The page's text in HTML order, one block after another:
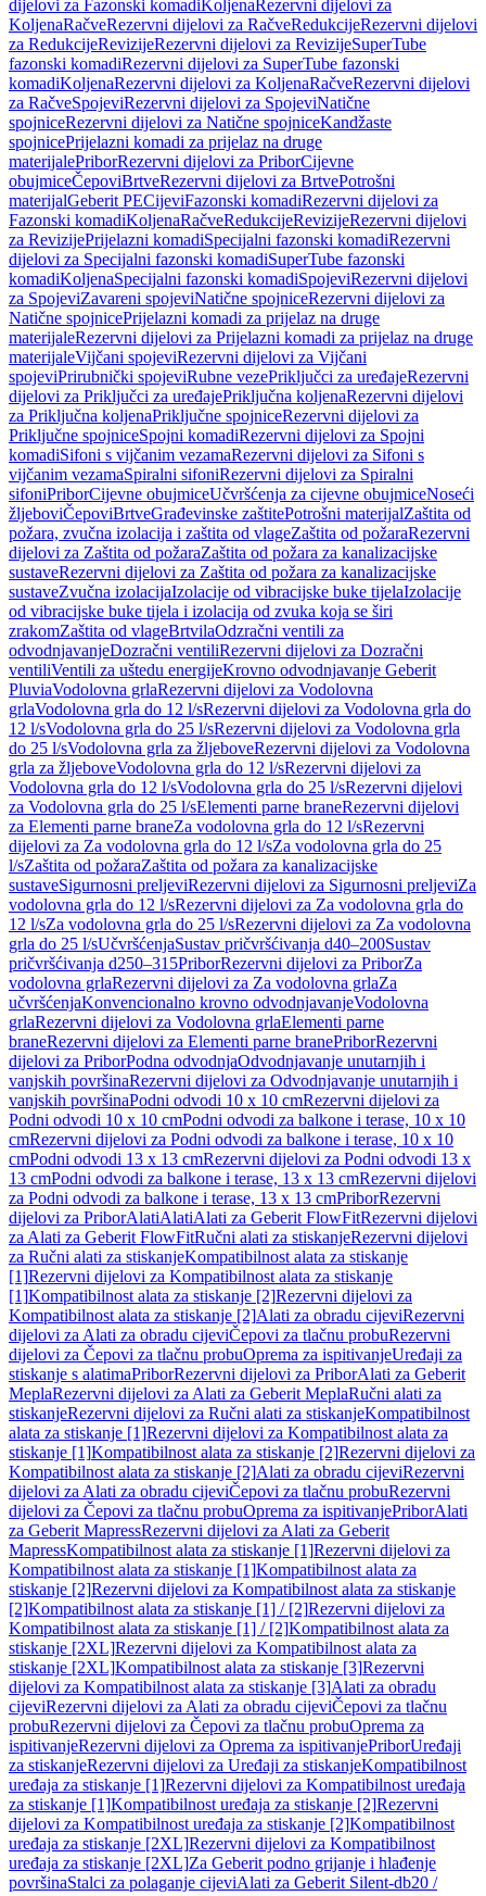
dijelovi za Fazonski komadiKoljenaRezervni dijelovi za
KoljenaRačveRezervni dijelovi za RačveRedukcijeRezervni dijelovi
za RedukcijeRevizijeRezervni dijelovi za RevizijeSuperTube
fazonski komadiRezervni dijelovi za SuperTube fazonski
komadiKoljenaRezervni dijelovi za KoljenaRačveRezervni dijelovi
za RačveSpojeviRezervni dijelovi za SpojeviNatične
spojniceRezervni dijelovi za Natične spojniceKandžaste
spojnicePrijelazni komadi za prijelaz na druge
materijalePriborRezervni dijelovi za PriborCijevne
obujmiceČepoviBrtveRezervni dijelovi za BrtvePotrošni
materijalGeberit PECijeviFazonski komadiRezervni dijelovi za
Fazonski komadiKoljenaRačveRedukcijeRevizijeRezervni dijelovi
za RevizijePrijelazni komadiSpecijalni fazonski komadiRezervni
dijelovi za Specijalni fazonski komadiSuperTube fazonski
komadiKoljenaSpecijalni fazonski komadiSpojeviRezervni dijelovi
za SpojeviZavareni spojeviNatične spojniceRezervni dijelovi za
Natične spojnicePrijelazni komadi za prijelaz na druge
materijaleRezervni dijelovi za Prijelazni komadi za prijelaz na druge
materijaleVijčani spojeviRezervni dijelovi za Vijčani
spojeviPrirubnički spojeviRubne vezePriključci za uređajeRezervni
dijelovi za Priključci za uređajePriključna koljenaRezervni dijelovi
za Priključna koljenaPriključne spojniceRezervni dijelovi za
Priključne spojniceSpojni komadiRezervni dijelovi za Spojni
komadiSifoni s vijčanim vezamaRezervni dijelovi za Sifoni s
vijčanim vezamaSpiralni sifoniRezervni dijelovi za Spiralni
sifoniPriborCijevne obujmiceUčvršćenja za cijevne obujmiceNoseći
žljeboviČepoviBrtveGrađevinske zaštitePotrošni materijalZaštita od
požara, zvučna izolacija i zaštita od vlageZaštita od požaraRezervni
dijelovi za Zaštita od požaraZaštita od požara za kanalizacijske
sustaveRezervni dijelovi za Zaštita od požara za kanalizacijske
sustaveZvučna izolacijaIzolacije od vibracijske buke tijelaIzolacije
od vibracijske buke tijela i izolacija od zvuka koja se širi
zrakomZaštita od vlageBrtvilaOdzračni ventili za
odvodnjavanjeDozračni ventiliRezervni dijelovi za Dozračni
ventiliVentili za uštedu energijeKrovno odvodnjavanje Geberit
PluviaVodolovna grlaRezervni dijelovi za Vodolovna
grlaVodolovna grla do 12 l/sRezervni dijelovi za Vodolovna grla do
12 l/sVodolovna grla do 25 l/sRezervni dijelovi za Vodolovna grla
do 25 l/sVodolovna grla za žljeboveRezervni dijelovi za Vodolovna
grla za žljeboveVodolovna grla do 12 l/sRezervni dijelovi za
Vodolovna grla do 12 l/sVodolovna grla do 25 l/sRezervni dijelovi
za Vodolovna grla do 25 l/sElementi parne braneRezervni dijelovi
za Elementi parne braneZa vodolovna grla do 12 l/sRezervni
dijelovi za Za vodolovna grla do 12 l/sZa vodolovna grla do 25
l/sZaštita od požaraZaštita od požara za kanalizacijske
sustaveSigurnosni preljeviRezervni dijelovi za Sigurnosni preljeviZa
vodolovna grla do 12 l/sRezervni dijelovi za Za vodolovna grla do
12 l/sZa vodolovna grla do 25 l/sRezervni dijelovi za Za vodolovna
grla do 25 l/sUčvršćenjaSustav pričvršćivanja d40–200Sustav
pričvršćivanja d250–315PriborRezervni dijelovi za PriborZa
vodolovna grlaRezervni dijelovi za Za vodolovna grlaZa
učvršćenjaKonvencionalno krovno odvodnjavanjeVodolovna
grlaRezervni dijelovi za Vodolovna grlaElementi parne
braneRezervni dijelovi za Elementi parne branePriborRezervni
dijelovi za PriborPodna odvodnjaOdvodnjavanje unutarnjih i
vanjskih površinaRezervni dijelovi za Odvodnjavanje unutarnjih i
vanjskih površinaPodni odvodi 10 x 10 cmRezervni dijelovi za
Podni odvodi 10 x 10 cmPodni odvodi za balkone i terase, 10 x 10
cmRezervni dijelovi za Podni odvodi za balkone i terase, 10 x 10
cmPodni odvodi 13 x 13 cmRezervni dijelovi za Podni odvodi 13 x
13 cmPodni odvodi za balkone i terase, 13 x 13 cmRezervni dijelovi
za Podni odvodi za balkone i terase, 13 x 13 cmPriborRezervni
dijelovi za PriborAlatiAlatiAlati za Geberit FlowFitRezervni dijelovi
za Alati za Geberit FlowFitRučni alati za stiskanjeRezervni dijelovi
za Ručni alati za stiskanjeKompatibilnost alata za stiskanje
[1]Rezervni dijelovi za Kompatibilnost alata za stiskanje
[1]Kompatibilnost alata za stiskanje [2]Rezervni dijelovi za
Kompatibilnost alata za stiskanje [2]Alati za obradu cijeviRezervni
dijelovi za Alati za obradu cijeviČepovi za tlačnu probuRezervni
dijelovi za Čepovi za tlačnu probuOprema za ispitivanjeUređaji za
stiskanje s alatimaPriborRezervni dijelovi za PriborAlati za Geberit
MeplaRezervni dijelovi za Alati za Geberit MeplaRučni alati za
stiskanjeRezervni dijelovi za Ručni alati za stiskanjeKompatibilnost
alata za stiskanje [1]Rezervni dijelovi za Kompatibilnost alata za
stiskanje [1]Kompatibilnost alata za stiskanje [2]Rezervni dijelovi za
Kompatibilnost alata za stiskanje [2]Alati za obradu cijeviRezervni
dijelovi za Alati za obradu cijeviČepovi za tlačnu probuRezervni
dijelovi za Čepovi za tlačnu probuOprema za ispitivanjePriborAlati
za Geberit MapressRezervni dijelovi za Alati za Geberit
MapressKompatibilnost alata za stiskanje [1]Rezervni dijelovi za
Kompatibilnost alata za stiskanje [1]Kompatibilnost alata za
stiskanje [2]Rezervni dijelovi za Kompatibilnost alata za stiskanje
[2]Kompatibilnost alata za stiskanje [1] / [2]Rezervni dijelovi za
Kompatibilnost alata za stiskanje [1] / [2]Kompatibilnost alata za
stiskanje [2XL]Rezervni dijelovi za Kompatibilnost alata za
stiskanje [2XL]Kompatibilnost alata za stiskanje [3]Rezervni
dijelovi za Kompatibilnost alata za stiskanje [3]Alati za obradu
cijeviRezervni dijelovi za Alati za obradu cijeviČepovi za tlačnu
probuRezervni dijelovi za Čepovi za tlačnu probuOprema za
ispitivanjeRezervni dijelovi za Oprema za ispitivanjePriborUređaji
za stiskanjeRezervni dijelovi za Uređaji za stiskanjeKompatibilnost
uređaja za stiskanje [1]Rezervni dijelovi za Kompatibilnost uređaja
za stiskanje [1]Kompatibilnost uređaja za stiskanje [2]Rezervni
dijelovi za Kompatibilnost uređaja za stiskanje [2]Kompatibilnost
uređaja za stiskanje [2XL]Rezervni dijelovi za Kompatibilnost
uređaja za stiskanje [2XL]Za Geberit podno grijanje i hlađenje
površinaStalci za polaganje cijeviAlati za Geberit Silent-db20 /